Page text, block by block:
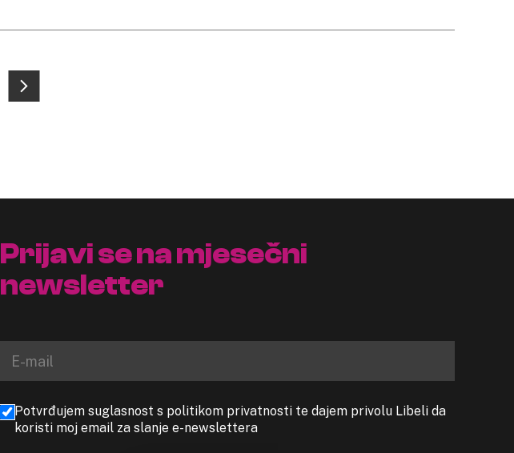
Prijavi se na mjesečni
newsletter
Potvrđujem suglasnost s politikom privatnosti te dajem privolu Libeli da
koristi moj email za slanje e-newslettera